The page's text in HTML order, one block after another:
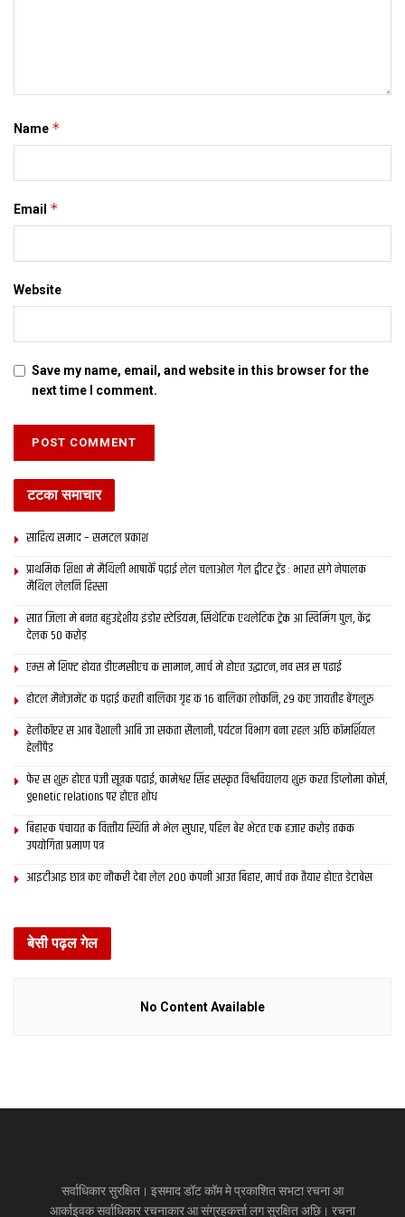
Tags: bihar news darbhanga latest bihar news
maithili newspaper
इपेपर दरभंगा बिहार मिथिला मिथिला समाचार मिथिला समाद
Name *
Email *
Website
Save my name, email, and website in this browser for the
next time I comment.
टटका समाचार
साहित्य समाद – समटल प्रकाश
प्राथमिक शि‍क्षा मे मैथि‍ली भाषाकेँ पढ़ाई लेल चलाओल गेल ट्वीटर ट्रेंड : भारत संगे नेपालक
मैथिल लेलनि हिस्सा
सात जिला मे बनत बहुउद्देशीय इंडोर स्‍टेडि‍यम, सिंथेटिक एथलेटिक ट्रेक आ स्विमिंग पुल, केंद्र
देलक 50 करोड़
एम्स मे शिफ्ट होयत डीएमसीएच क सामान, मार्च मे होएत उद्घाटन, नव सत्र स पढाई
होटल मैनेजमेंट क पढ़ाई करती बालिका गृह क 16 बालिका लोकनि, 29 कए जायतीह बेंगलुरु
हेलीकॉप्टर स आब वैशाली आबि जा सकता सैलानी, पर्यटन विभाग बना रहल अछि कॉमर्शियल
हेलीपैड
फेर स शुरू होएत पंजी सूत्रक पढाई, कामेश्वर सिंह संस्कृत विश्वविद्यालय शुरू करत डिप्लोमा कोर्स,
genetic relations पर होएत शोध
बिहारक पंचायत क वित्‍तीय स्थिति मे भेल सुधार, पहिल बेर भेटत एक हजार करोड़ तकक
उपयोगिता प्रमाण पत्र
आइटीआइ छात्र कए नौकरी देबा लेल 200 कंपनी आउत बिहार, मार्च तक तैयार होएत डेटाबेस
बेसी पढ़ल गेल
No Content Available
सर्वाधिकार सुरक्षित। इसमाद डॉट कॉम मे प्रकाशित सभटा रचना आ
आर्काइवक सर्वाधिकार रचनाकार आ संग्रहकर्त्ता लग सुरक्षित अछि। रचना